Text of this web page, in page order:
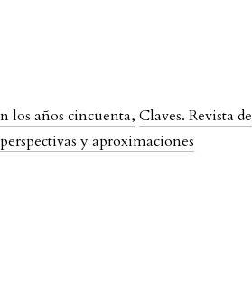
los años cincuenta,Claves. Revista de
y aproximaciones